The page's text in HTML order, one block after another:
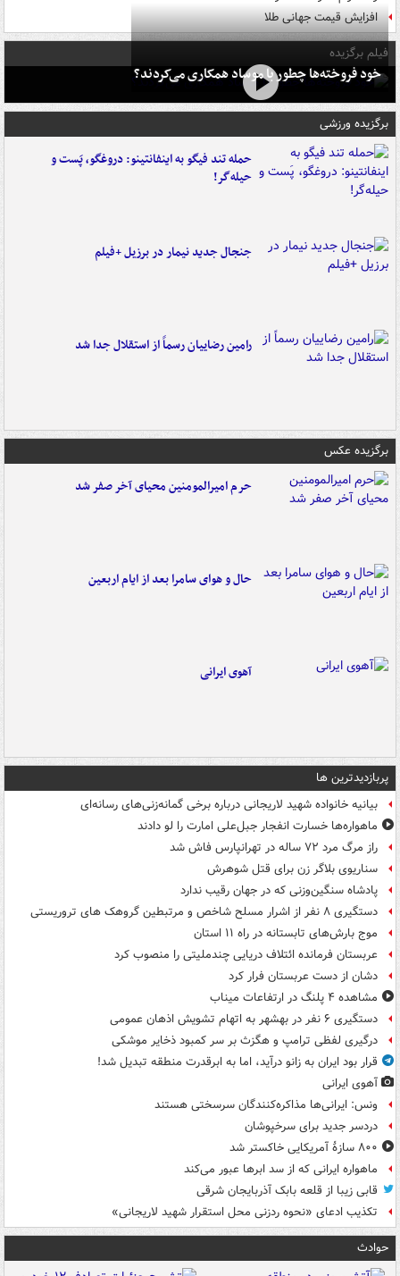
افزایش قیمت جهانی طلا
فیلم برگزیده
خود فروخته‌ها چطور با موساد همکاری می‌کردند؟
برگزیده ورزشی
حمله تند فیگو به اینفانتینو: دروغگو، پَست‌ و
حیله‌گر!
جنجال جدید نیمار در برزیل +فیلم
رامین رضاییان رسماً از استقلال جدا شد
برگزیده عکس
حرم امیرالمومنین محیای آخر صفر شد
حال و هوای سامرا بعد از ایام اربعین
آهوی ایرانی
پربازدیدترین ها
بیانیه خانواده شهید لاریجانی درباره برخی گمانه‌زنی‌های رسانه‌ای
ماهواره‌ها خسارت انفجار جبل‌علی امارت را لو دادند
راز مرگ مرد ۷۲ ساله در تهرانپارس فاش شد
سناریوی بلاگر زن برای قتل شوهرش
پادشاه سنگین‌وزنی که در جهان رقیب ندارد
دستگیری ۸ نفر از اشرار مسلح شاخص و مرتبطین گروهک های تروریستی
موج بارش‌های تابستانه در راه ۱۱ استان
عربستان فرمانده ائتلاف دریایی چندملیتی را منصوب کرد
دشان از دست عربستان فرار کرد
مشاهده ۴ پلنگ در ارتفاعات میناب
دستگیری ۶ نفر در بهشهر به اتهام تشویش اذهان عمومی
درگیری لفظی ترامپ و هگزث بر سر کمبود ذخایر موشکی
قرار بود ایران به زانو درآید، اما به ابرقدرت منطقه تبدیل شد!
آهوی ایرانی
ونس: ایرانی‌ها مذاکره‌کنندگان سرسختی هستند
دردسر جدید برای سرخپوشان
۸۰۰ سازۀ آمریکایی خاکستر شد
ماهواره ایرانی که از سد ابرها عبور می‌کند
قابی زیبا از قلعه بابک آذربایجان شرقی
تکذیب ادعای «نحوه ردزنی محل استقرار شهید لاریجانی»
حوادث